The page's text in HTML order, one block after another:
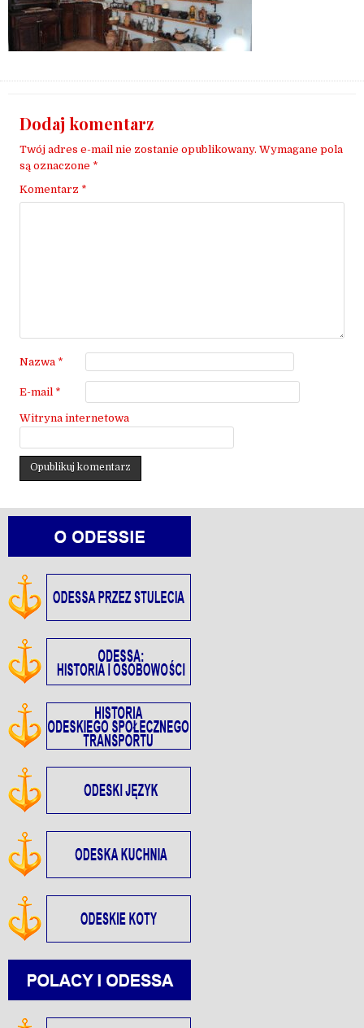
Dodaj komentarz
Twój adres e-mail nie zostanie opublikowany. Wymagane pola
są oznaczone *
Komentarz *
Nazwa *
E-mail *
Witryna internetowa